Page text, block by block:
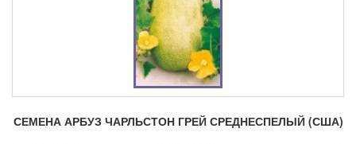
СЕМЕНА АРБУЗ ЧАРЛЬСТОН ГРЕЙ СРЕДНЕСПЕЛЫЙ (США)